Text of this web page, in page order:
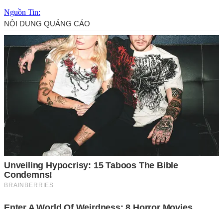
Nguồn Tin: